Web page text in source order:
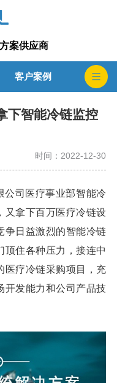
案供应商
客户案例
下智能冷链监控
时间：2022-12-30
公司医疗事业部智能冷
又拿下百万医疗冷链设
争日益激烈的智能冷链
顶住各种压力，接连中
医疗冷链采购项目，充
开发能力和公司产品技